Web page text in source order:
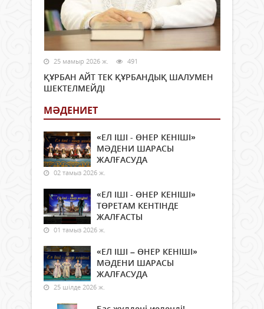
25 мамыр 2026 ж. 491
ҚҰРБАН АЙТ ТЕК ҚҰРБАНДЫҚ ШАЛУМЕН
ШЕКТЕЛМЕЙДІ
МӘДЕНИЕТ
«ЕЛ ІШІ - ӨНЕР КЕНІШІ»
МӘДЕНИ ШАРАСЫ
ЖАЛҒАСУДА
02 тамыз 2026 ж.
«ЕЛ ІШІ - ӨНЕР КЕНІШІ»
ТӨРЕТАМ КЕНТІНДЕ
ЖАЛҒАСТЫ
01 тамыз 2026 ж.
«ЕЛ ІШІ – ӨНЕР КЕНІШІ»
МӘДЕНИ ШАРАСЫ
ЖАЛҒАСУДА
25 шілде 2026 ж.